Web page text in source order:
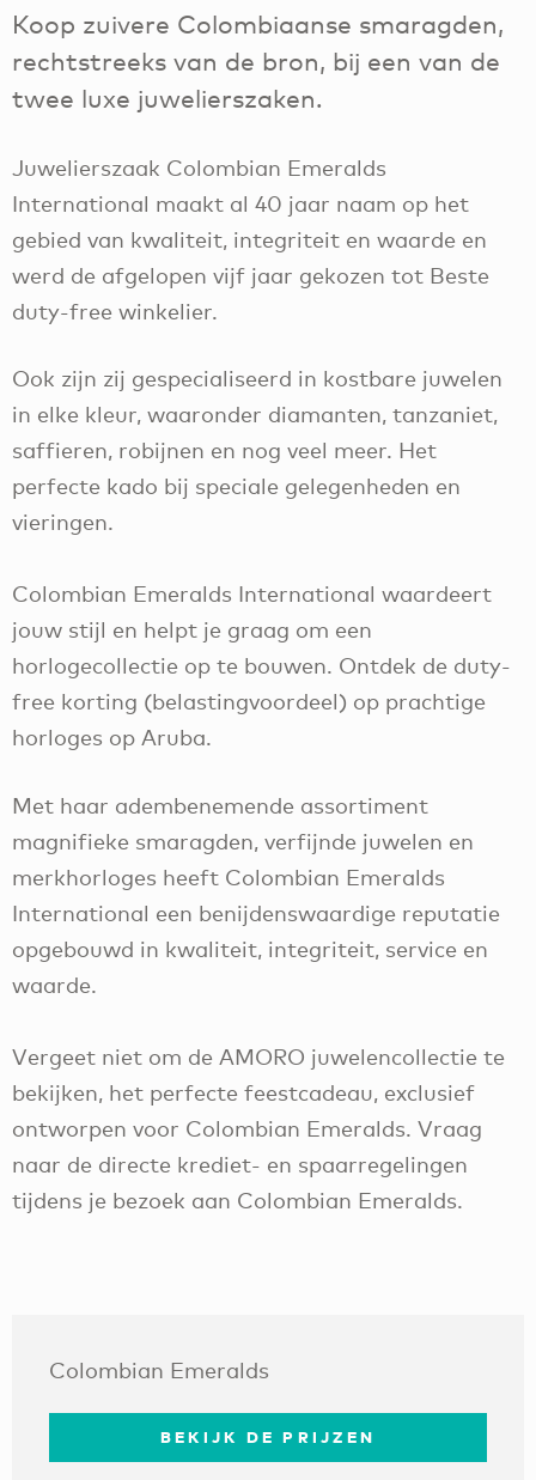
Koop zuivere Colombiaanse smaragden,
rechtstreeks van de bron, bij een van de
twee luxe juwelierszaken.
Juwelierszaak Colombian Emeralds
International maakt al 40 jaar naam op het
gebied van kwaliteit, integriteit en waarde en
werd de afgelopen vijf jaar gekozen tot Beste
duty-free winkelier.
Ook zijn zij gespecialiseerd in kostbare juwelen
in elke kleur, waaronder diamanten, tanzaniet,
saffieren, robijnen en nog veel meer. Het
perfecte kado bij speciale gelegenheden en
vieringen.
Colombian Emeralds International waardeert
jouw stijl en helpt je graag om een
horlogecollectie op te bouwen. Ontdek de duty-
free korting (belastingvoordeel) op prachtige
horloges op Aruba.
Met haar adembenemende assortiment
magnifieke smaragden, verfijnde juwelen en
merkhorloges heeft Colombian Emeralds
International een benijdenswaardige reputatie
opgebouwd in kwaliteit, integriteit, service en
waarde.
Vergeet niet om de AMORO juwelencollectie te
bekijken, het perfecte feestcadeau, exclusief
ontworpen voor Colombian Emeralds. Vraag
naar de directe krediet- en spaarregelingen
tijdens je bezoek aan Colombian Emeralds.
Colombian Emeralds
BEKIJK DE PRIJZEN